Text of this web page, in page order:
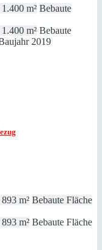
1.400 m² Bebaute
1.400 m² Bebaute
2019
893 m² Bebaute Fläche
893 m² Bebaute Fläche